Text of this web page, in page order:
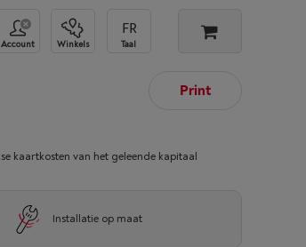
Account Winkels Taal
Print
kaartkosten van het geleende kapitaal
Installatie op maat